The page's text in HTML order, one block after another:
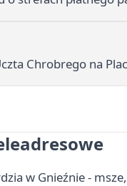
Chrobrego na
w Gnieźnie -